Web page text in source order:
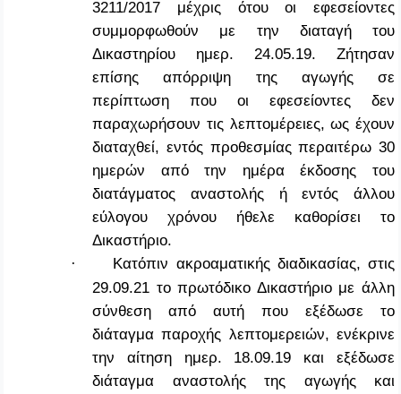
3211/2017 μέχρις ότου οι εφεσείοντες
συμμορφωθούν με την διαταγή του
Δικαστηρίου ημερ. 24.05.19. Ζήτησαν
επίσης απόρριψη της αγωγής σε
περίπτωση που οι εφεσείοντες δεν
παραχωρήσουν τις λεπτομέρειες, ως έχουν
διαταχθεί, εντός προθεσμίας περαιτέρω 30
ημερών από την ημέρα έκδοσης του
διατάγματος αναστολής ή εντός άλλου
εύλογου χρόνου ήθελε καθορίσει το
Δικαστήριο.
·
Κατόπιν ακροαματικής διαδικασίας, στις
29.09.21 το πρωτόδικο Δικαστήριο με άλλη
σύνθεση από αυτή που εξέδωσε το
διάταγμα παροχής λεπτομερειών, ενέκρινε
την αίτηση ημερ. 18.09.19 και εξέδωσε
διάταγμα αναστολής της αγωγής και